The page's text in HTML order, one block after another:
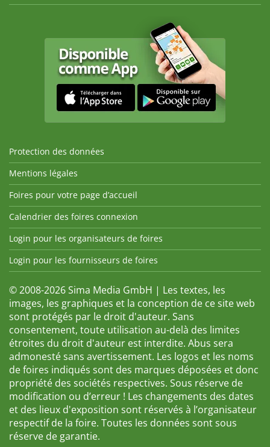
Protection des données
Mentions légales
Foires pour votre page d’accueil
Calendrier des foires connexion
Login pour les organisateurs de foires
Login pour les fournisseurs de foires
© 2008-2026 Sima Media GmbH | Les textes, les
images, les graphiques et la conception de ce site web
sont protégés par le droit d'auteur. Sans
consentement, toute utilisation au-delà des limites
étroites du droit d'auteur est interdite. Abus sera
admonesté sans avertissement. Les logos et les noms
de foires indiqués sont des marques déposées et donc
propriété des sociétés respectives. Sous réserve de
modification ou d’erreur ! Les changements des dates
et des lieux d'exposition sont réservés à l’organisateur
respectif de la foire. Toutes les données sont sous
réserve de garantie.